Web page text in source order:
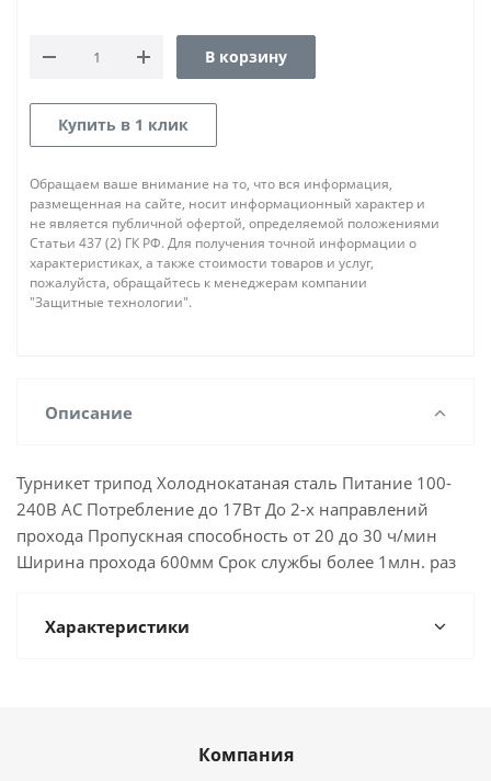
В корзину
Купить в 1 клик
Обращаем ваше внимание на то, что вся информация,
размещенная на сайте, носит информационный характер и
не является публичной офертой, определяемой положениями
Статьи 437 (2) ГК РФ. Для получения точной информации о
характеристиках, а также стоимости товаров и услуг,
пожалуйста, обращайтесь к менеджерам компании
"Защитные технологии".
Описание
Турникет трипод Холоднокатаная сталь Питание 100-
240В AC Потребление до 17Вт До 2-х направлений
прохода Пропускная способность от 20 до 30 ч/мин
Ширина прохода 600мм Срок службы более 1млн. раз
Характеристики
Компания